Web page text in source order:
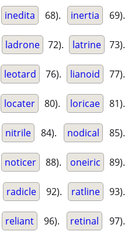
inedita 68). inertia 69).
ladrone 72). latrine 73).
leotard 76). lianoid 77).
locater 80). loricae 81).
nitrile 84). nodical 85).
noticer 88). oneiric 89).
radicle 92). ratline 93).
reliant 96). retinal 97).